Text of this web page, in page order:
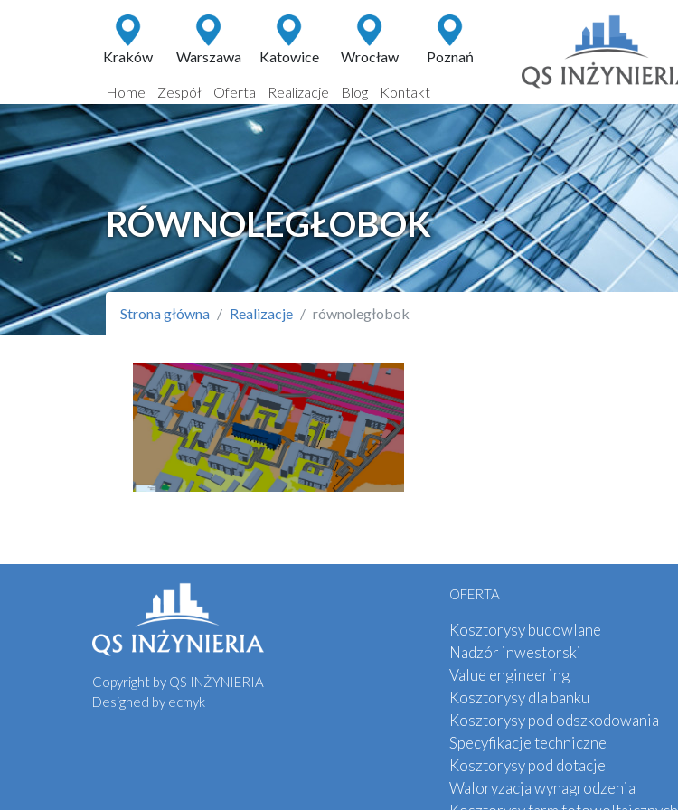
Kraków Warszawa Katowice Wrocław Poznań
Home Zespół Oferta Realizacje Blog Kontakt
RÓWNOLEGŁOBOK
Strona główna Realizacje równoległobok
Copyright by QS INŻYNIERIA
Designed by ecmyk
OFERTA
Kosztorysy budowlane
Nadzór inwestorski
Value engineering
Kosztorysy dla banku
Kosztorysy pod odszkodowania
Specyfikacje techniczne
Kosztorysy pod dotacje
Waloryzacja wynagrodzenia